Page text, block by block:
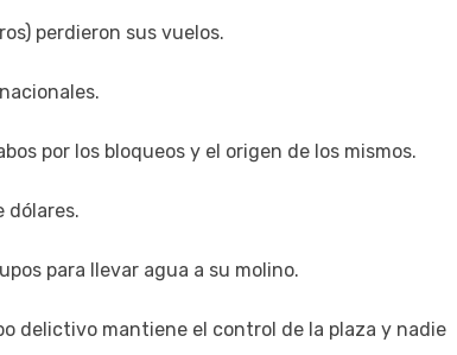
perdieron sus vuelos.
los bloqueos y el origen de los mismos.
para llevar agua a su molino.
mantiene el control de la plaza y nadie